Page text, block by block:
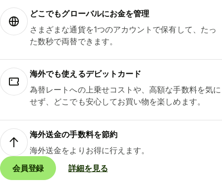
どこでもグ⁠ロ⁠ー⁠バ⁠ルにお金を管理
さまざまな通貨を1つのアカウントで保有して、たっ
た数秒で両替できます。
海外でも使えるデビットカード
為替レートへの上乗せコストや、高額な手数料を気に
せず、どこでも安心してお買い物を楽しめます。
海外送金の手数料を節約
海外送金をよりお得に行えます。
会員登録
詳細を見る